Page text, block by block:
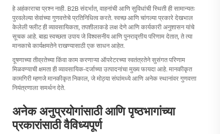
हे अहंकाराचा प्रश्न नाही. B2B संदर्भात, वाहनांची आणि सुविधांची स्थिती ही सामान्यतः
पुरवलेल्या सेवांच्या गुणवत्तेचे प्रतिनिधित्व करते. स्वच्छ आणि चांगल्या प्रकारे देखभाल
केलेली फ्लीट ही व्यावसायिकता, तपशीलाकडे लक्ष देणे आणि कार्यकारी अनुशासन यांचे
सूचक आहे. बाह्य स्वच्छता उपाय जे विश्वसनीय आणि पुनरावृत्तीय परिणाम देतात, ते त्या
मानकाचे कार्यक्षमतेने राखण्यासाठी एक साधन आहेत.
दूषणाच्या तीव्रतेच्या किंवा काम करणाऱ्या ऑपरेटरच्या स्वतंत्रतेने सुसंगत परिणाम
मिळवण्याची क्षमता ही व्यावसायिक-दर्जाच्या उत्पादनांचा मुख्य फायदा आहे. मानकीकृत
कामगिरी म्हणजे मानकीकृत निकाल, जे मोठ्या संघांमध्ये आणि अनेक स्थानांवर गुणवत्ता
नियंत्रणाला समर्थन देते.
अनेक अनुप्रयोगांसाठी आणि पृष्ठभागांच्या
प्रकारांसाठी वैविध्यपूर्ण